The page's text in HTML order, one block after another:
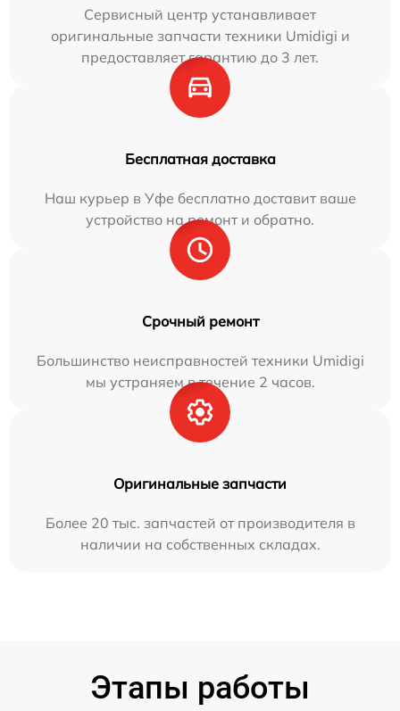
Сервисный центр устанавливает
оригинальные запчасти техники Umidigi и
предоставляет гарантию до 3 лет.
Бесплатная доставка
Наш курьер в Уфе бесплатно доставит ваше
устройство на ремонт и обратно.
Срочный ремонт
Большинство неисправностей техники Umidigi
мы устраняем в течение 2 часов.
Оригинальные запчасти
Более 20 тыс. запчастей от производителя в
наличии на собственных складах.
Этапы работы